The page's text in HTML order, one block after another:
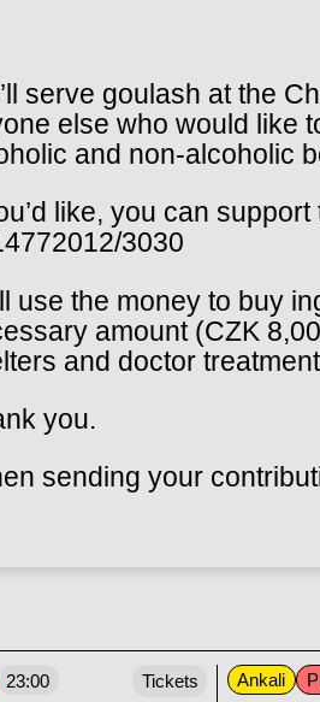
serve goulash at the
else who would like
and non-alcoholic
like, you can
3030
use the money to buy
amount (CZK
and doctor
you.
sending your
23:00 Tickets Ankali